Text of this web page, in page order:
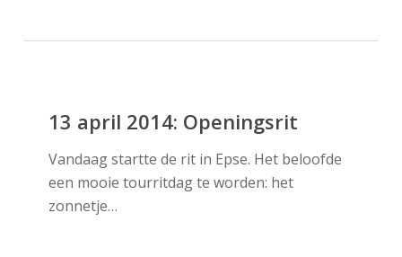
april
Openingsrit
13 april 2014: Openingsrit
Vandaag startte de rit in Epse. Het beloofde
een mooie tourritdag te worden: het
zonnetje…